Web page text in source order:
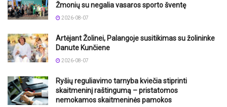
Žmonių su negalia vasaros sporto šventę
2026-08-07
Artėjant Žolinei, Palangoje susitikimas su žolininke
Danute Kunčiene
2026-08-07
Ryšių reguliavimo tarnyba kviečia stiprinti
skaitmeninį raštingumą – pristatomos
nemokamos skaitmeninės pamokos